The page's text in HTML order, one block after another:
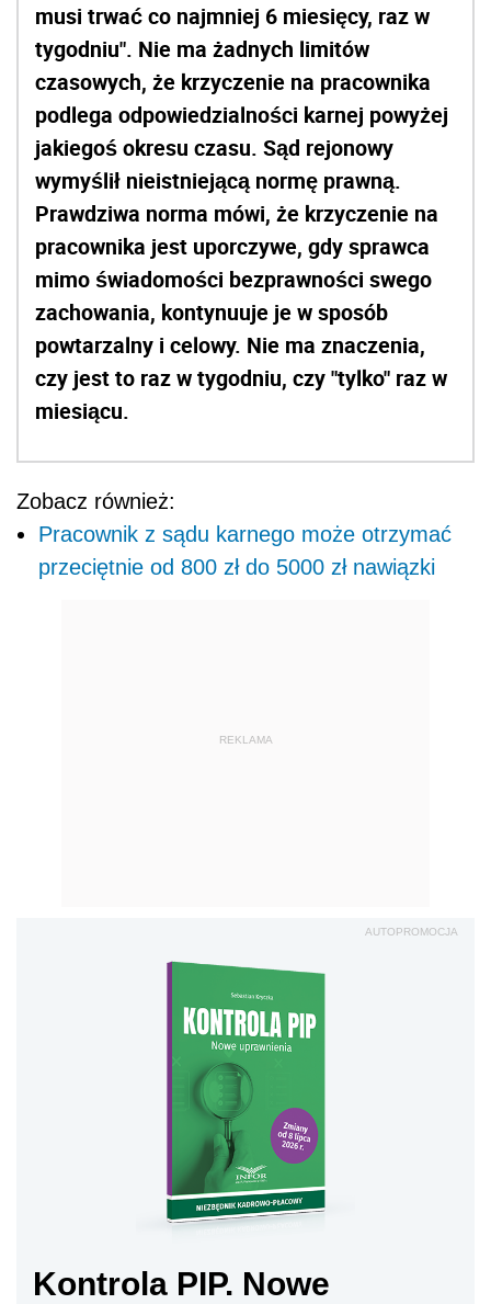
musi trwać co najmniej 6 miesięcy, raz w
tygodniu". Nie ma żadnych limitów
czasowych, że krzyczenie na pracownika
podlega odpowiedzialności karnej powyżej
jakiegoś okresu czasu. Sąd rejonowy
wymyślił nieistniejącą normę prawną.
Prawdziwa norma mówi, że krzyczenie na
pracownika jest uporczywe, gdy sprawca
mimo świadomości bezprawności swego
zachowania, kontynuuje je w sposób
powtarzalny i celowy. Nie ma znaczenia,
czy jest to raz w tygodniu, czy "tylko" raz w
miesiącu.
Zobacz również:
Pracownik z sądu karnego może otrzymać
przeciętnie od 800 zł do 5000 zł nawiązki
REKLAMA
AUTOPROMOCJA
Kontrola PIP. Nowe